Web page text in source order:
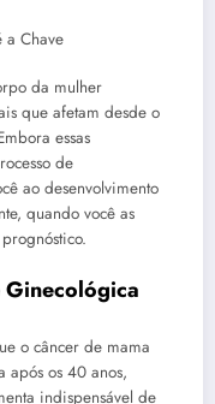
a Chave
da mulher
que afetam desde o
essas
de
ao desenvolvimento
quando você as
Ginecológica
o câncer de mama
após os 40 anos,
indispensável de